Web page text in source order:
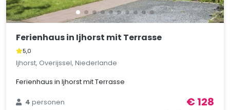
Ferienhaus in Ijhorst mit Terrasse
5,0
Ijhorst, Overijssel, Niederlande
Ferienhaus in Ijhorst mit Terrasse
4personen
€ 128